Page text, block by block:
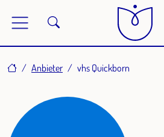
HomeAnbieter vhs Quickborn